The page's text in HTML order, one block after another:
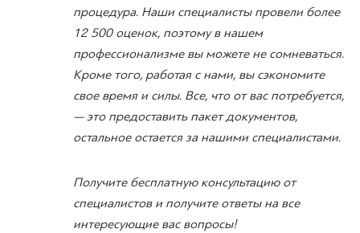
процедура. Наши специалисты провели более
12 500 оценок, поэтому в нашем
профессионализме вы можете не сомневаться.
Кроме того, работая с нами, вы сэкономите
свое время и силы. Все, что от вас потребуется,
— это предоставить пакет документов,
остальное остается за нашими специалистами.
Получите бесплатную консультацию от
специалистов и получите ответы на все
интересующие вас вопросы!